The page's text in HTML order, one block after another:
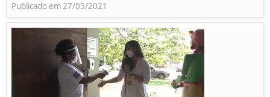
Publicado em 27/05/2021